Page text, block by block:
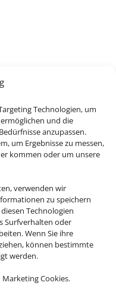
Technologien, um
und die
anzupassen.
um Ergebnisse zu messen,
kommen oder um unsere
verwenden wir
zu speichern
Technologien
Surfverhalten oder
Wenn Sie ihre
können bestimmte
werden.
Cookies.